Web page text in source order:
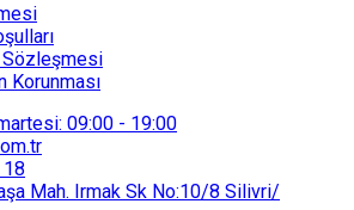
Sözleşmesi
Korunması
09:00 - 19:00
Mah. Irmak Sk No:10/8 Silivri/